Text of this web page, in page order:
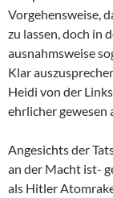
Vorgehensweise,
zu lassen, doch in
ausnahmsweise
Klar
Heidi von der
ehrlicher gewesen
Angesichts der
an der Macht ist-
als Hitler